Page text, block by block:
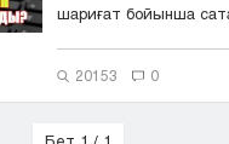
шариғат бойынша
20153 0